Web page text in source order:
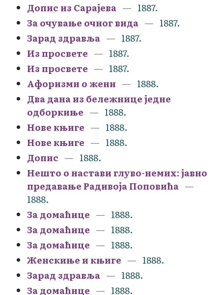
Допис из Сарајева
1887.
За очување очног вида
1887.
Зарад здравља
1887.
Из просвете
1887.
Из просвете
1887.
Афоризми о жени
1888.
Два дана из бележнице једне
одборкиње
1888.
Нове књиге
1888.
Нове књиге
1888.
Допис
1888.
Нешто о настави глуво-немих: јавно
предавање Радивоја Поповића
1888.
За домаћице
1888.
За домаћице
1888.
За домаћице
1888.
Женскиње и књиге
1888.
Зарад здравља
1888.
За домаћице
1888.